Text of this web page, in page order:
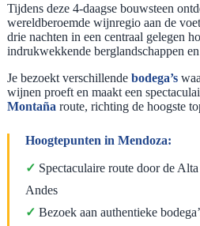
Tijdens deze 4-daagse bouwsteen
wereldberoemde wijnregio aan de
drie nachten in een centraal gelegen
indrukwekkende berglandschappen
Je bezoekt verschillende bodega’s
wijnen proeft en maakt een
Montaña route, richting de hoogste
Hoogtepunten in Mendoza:
✓ Spectaculaire route door de
Andes
✓ Bezoek aan authentieke